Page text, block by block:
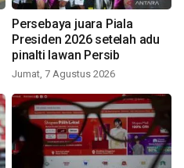
Persebaya juara Piala
Presiden 2026 setelah adu
pinalti lawan Persib
Jumat, 7 Agustus 2026